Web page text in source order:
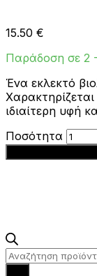
Products
search
15.50 €
Παράδοση σε 2
Ένα εκλεκτό
ιδιαίτερη υφή
Ποσότητα
Μέλι